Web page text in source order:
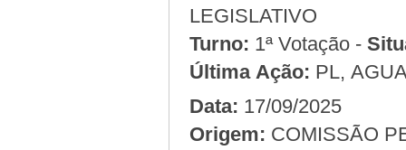
LEGISLATIVO
Turno:
1ª Votação -
Última Ação: PL,
Data: 17/09/2025
Origem: